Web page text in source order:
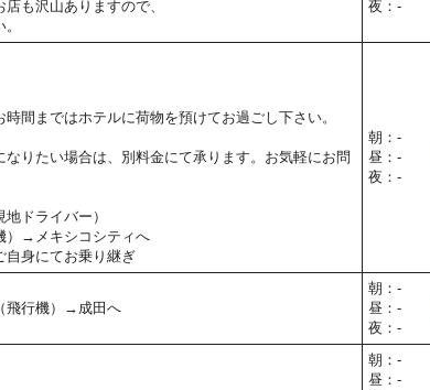
も沢山ありますので、
夜：-
間まではホテルに荷物を預けてお過ごし下さい。
りたい場合は、別料金にて承ります。お気軽にお問
ドライバー）
）→メキシコシティへ
自身にてお乗り継ぎ
朝：-
昼：-
夜：-
飛行機）→成田へ
朝：-
昼：-
夜：-
朝：-
昼：-